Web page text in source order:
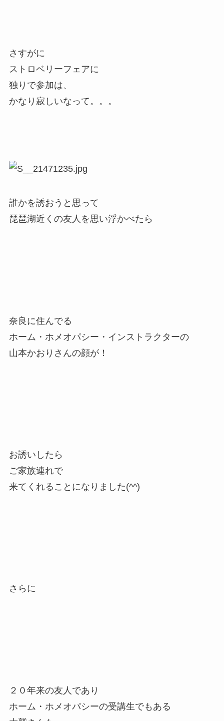
さすがに
ストロベリーフェアに
独りで参加は、
かなり寂しいなって。。。
誰かを誘おうと思って
琵琶湖近くの友人を思い浮かべたら
奈良に住んでる
ホーム・ホメオパシー・インストラクターの
山本かおりさんの顔が！
お誘いしたら
ご家族連れで
来てくれることになりました(^^)
さらに
２０年来の友人であり
ホーム・ホメオパシーの受講生でもある